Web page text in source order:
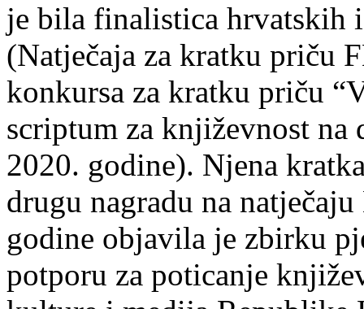
je bila finalistica hrvatskih
(Natječaja za kratku priču
konkursa za kratku priču
scriptum za književnost na
2020. godine). Njena
drugu nagradu na
godine objavila je zbirku
potporu za poticanje